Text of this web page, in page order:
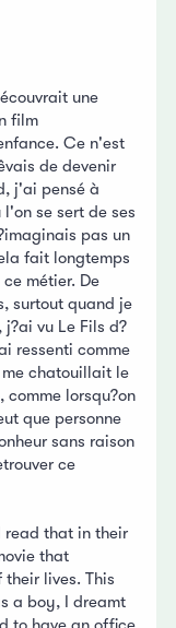
une
film
Ce n'est
de devenir
j'ai pensé à
se sert de ses
pas un
fait longtemps
métier. De
surtout quand je
vu Le Fils d?
ressenti comme
me chatouillait le
comme lorsqu?on
que personne
sans raison
ce
read that in their
that
lives. This
a boy, I dreamt